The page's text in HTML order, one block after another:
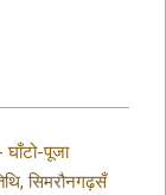
घाँटो-पूजा
सिमरौनगढ़सँ